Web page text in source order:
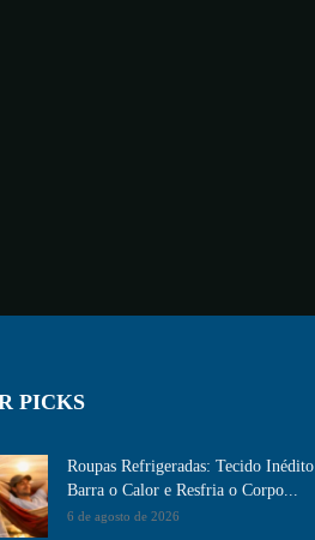
PICKS
Roupas Refrigeradas: Tecido Inédito
Barra o Calor e Resfria o Corpo...
6 de agosto de 2026